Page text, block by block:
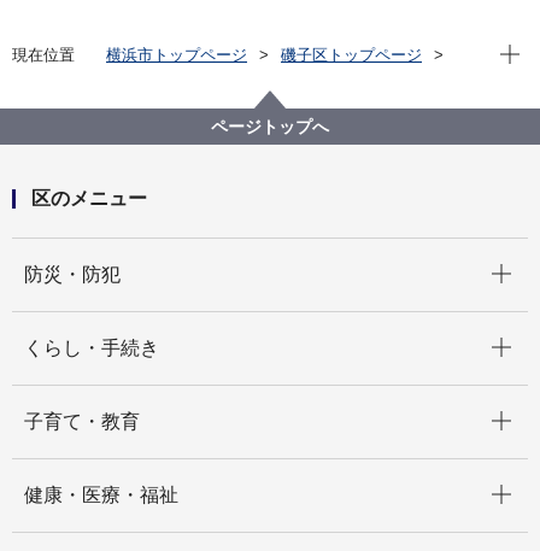
現在位置 横浜市トップページ
磯子区トップページ
ひとり親の家庭の方へ
現在
ページトップへ
区のメニュー
防災・防犯
くらし・手続き
子育て・教育
健康・医療・福祉